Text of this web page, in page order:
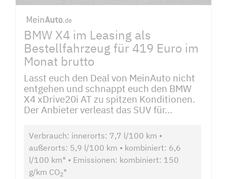
BMW X4 im Leasing als
Bestellfahrzeug für 419 Euro im
Monat brutto
Lasst euch den Deal von MeinAuto nicht
entgehen und schnappt euch den BMW
X4 xDrive20i AT zu spitzen Konditionen.
Der Anbieter verleast das SUV für...
Verbrauch: innerorts: 7,7 l/100 km •
außerorts: 5,9 l/100 km • kombiniert: 6,6
l/100 km* • Emissionen: kombiniert: 150
g/km CO2*